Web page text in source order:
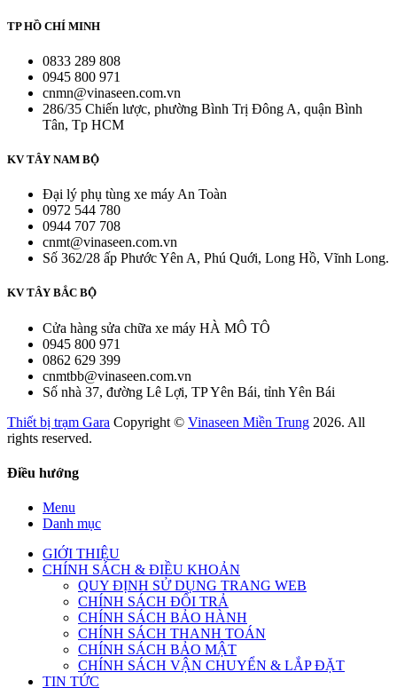
TP HỒ CHÍ MINH
0833 289 808
0945 800 971
cnmn@vinaseen.com.vn
286/35 Chiến lược, phường Bình Trị Đông A, quận Bình
Tân, Tp HCM
KV TÂY NAM BỘ
Đại lý phụ tùng xe máy An Toàn
0972 544 780
0944 707 708
cnmt@vinaseen.com.vn
Số 362/28 ấp Phước Yên A, Phú Quới, Long Hồ, Vĩnh Long.
KV TÂY BẮC BỘ
Cửa hàng sửa chữa xe máy HÀ MÔ TÔ
0945 800 971
0862 629 399
cnmtbb@vinaseen.com.vn
Số nhà 37, đường Lê Lợi, TP Yên Bái, tỉnh Yên Bái
Thiết bị trạm Gara Copyright © Vinaseen Miền Trung 2026. All
rights reserved.
Điều hướng
Menu
Danh mục
GIỚI THIỆU
CHÍNH SÁCH & ĐIỀU KHOẢN
QUY ĐỊNH SỬ DỤNG TRANG WEB
CHÍNH SÁCH ĐỔI TRẢ
CHÍNH SÁCH BẢO HÀNH
CHÍNH SÁCH THANH TOÁN
CHÍNH SÁCH BẢO MẬT
CHÍNH SÁCH VẬN CHUYỂN & LẮP ĐẶT
TIN TỨC